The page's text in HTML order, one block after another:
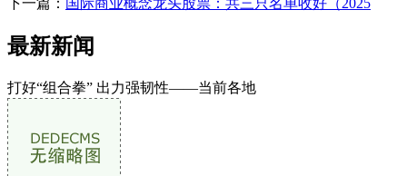
下一篇： 国际商业概念龙头股票：共三只名单收好（2025
最新新闻
打好“组合拳” 出力强韧性——当前各地